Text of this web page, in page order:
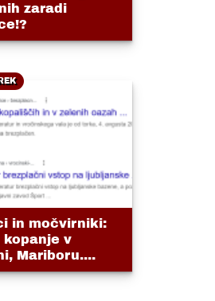
zaradi
in močvirniki:
kopanje v
Mariboru....